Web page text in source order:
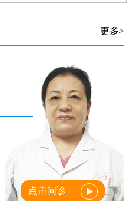
更多>
点击问诊